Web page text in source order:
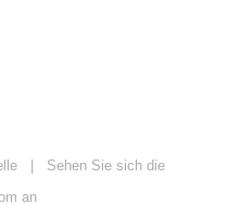
| Sehen Sie sich die
an